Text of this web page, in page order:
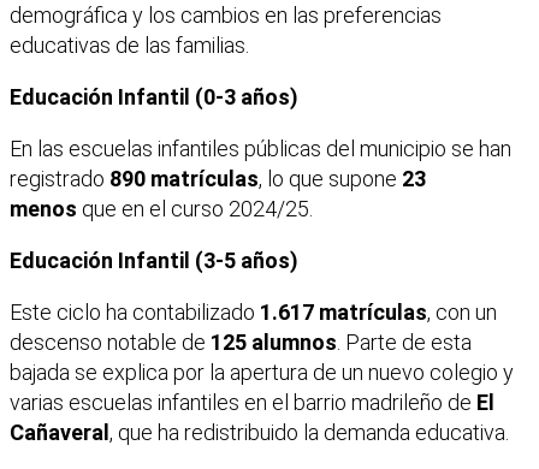
demográfica y los cambios en las preferencias
educativas de las familias.
Educación Infantil (0-3 años)
En las escuelas infantiles públicas del municipio se han
registrado 890 matrículas, lo que supone 23
menos que en el curso 2024/25.
Educación Infantil (3-5 años)
Este ciclo ha contabilizado 1.617 matrículas, con un
descenso notable de 125 alumnos. Parte de esta
bajada se explica por la apertura de un nuevo colegio y
varias escuelas infantiles en el barrio madrileño de El
Cañaveral , que ha redistribuido la demanda educativa.